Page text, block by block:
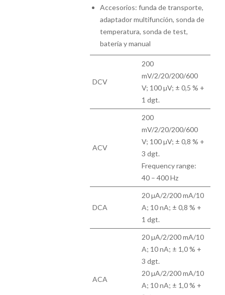
Accesorios: funda de transporte,
adaptador multifunción, sonda de
temperatura, sonda de test,
batería y manual
DCV
200
mV/2/20/200/600
V; 100 µV; ± 0,5 % +
1 dgt.
ACV
200
mV/2/20/200/600
V; 100 µV; ± 0,8 % +
3 dgt.
Frequency range:
40 – 400 Hz
DCA
20 µA/2/200 mA/10
A; 10 nA; ± 0,8 % +
1 dgt.
ACA
20 µA/2/200 mA/10
A; 10 nA; ± 1,0 % +
3 dgt.
20 µA/2/200 mA/10
A; 10 nA; ± 1,0 % +